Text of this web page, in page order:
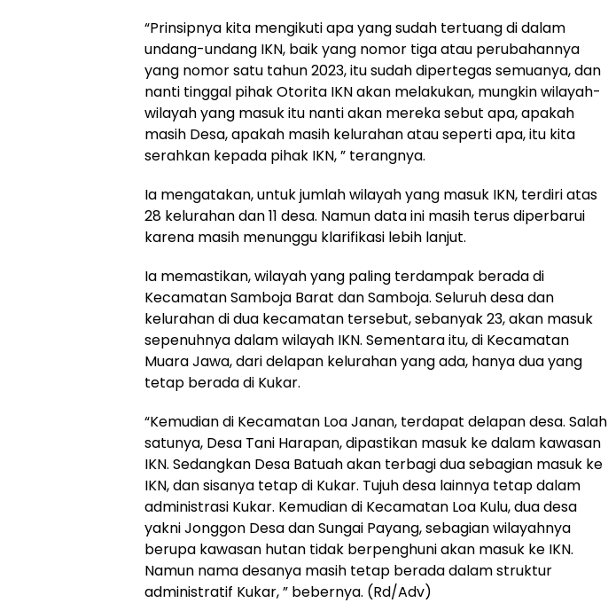
“Prinsipnya kita mengikuti apa yang sudah tertuang di dalam
undang-undang IKN, baik yang nomor tiga atau perubahannya
yang nomor satu tahun 2023, itu sudah dipertegas semuanya, dan
nanti tinggal pihak Otorita IKN akan melakukan, mungkin wilayah-
wilayah yang masuk itu nanti akan mereka sebut apa, apakah
masih Desa, apakah masih kelurahan atau seperti apa, itu kita
serahkan kepada pihak IKN, ” terangnya.
Ia mengatakan, untuk jumlah wilayah yang masuk IKN, terdiri atas
28 kelurahan dan 11 desa. Namun data ini masih terus diperbarui
karena masih menunggu klarifikasi lebih lanjut.
Ia memastikan, wilayah yang paling terdampak berada di
Kecamatan Samboja Barat dan Samboja. Seluruh desa dan
kelurahan di dua kecamatan tersebut, sebanyak 23, akan masuk
sepenuhnya dalam wilayah IKN. Sementara itu, di Kecamatan
Muara Jawa, dari delapan kelurahan yang ada, hanya dua yang
tetap berada di Kukar.
“Kemudian di Kecamatan Loa Janan, terdapat delapan desa. Salah
satunya, Desa Tani Harapan, dipastikan masuk ke dalam kawasan
IKN. Sedangkan Desa Batuah akan terbagi dua sebagian masuk ke
IKN, dan sisanya tetap di Kukar. Tujuh desa lainnya tetap dalam
administrasi Kukar. Kemudian di Kecamatan Loa Kulu, dua desa
yakni Jonggon Desa dan Sungai Payang, sebagian wilayahnya
berupa kawasan hutan tidak berpenghuni akan masuk ke IKN.
Namun nama desanya masih tetap berada dalam struktur
administratif Kukar, ” bebernya. (Rd/Adv)